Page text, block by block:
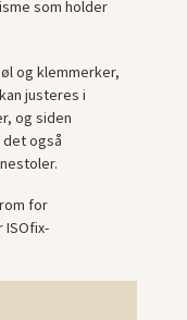
som holder
og klemmerker,
justeres i
og siden
også
for
ISOfix-